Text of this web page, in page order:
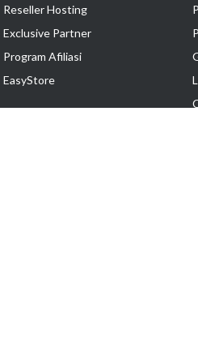
Reseller Hosting
Exclusive Partner
Program Afiliasi
EasyStore